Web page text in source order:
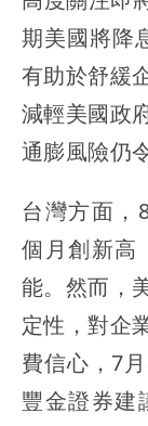
期美國將降
有助於舒緩
減輕美國政
通膨風險仍
台灣方面，
個月創新高
能。然而，
定性，對企
費信心，7
豐金證券建